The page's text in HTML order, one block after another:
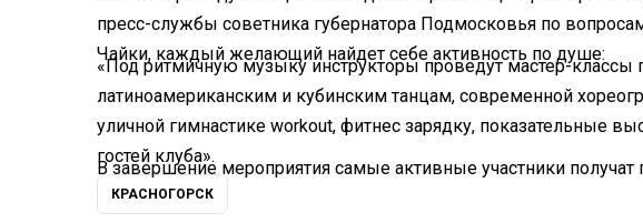
пресс-службы советника губернатора Подмосковья по
Чайки, каждый желающий найдет себе активность по душе:
«Под ритмичную музыку инструкторы проведут мастер-классы
латиноамериканским и кубинским танцам, современной
уличной гимнастике workout, фитнес зарядку, показательные
гостей клуба».
В завершение мероприятия самые активные участники получат
КРАСНОГОРСК